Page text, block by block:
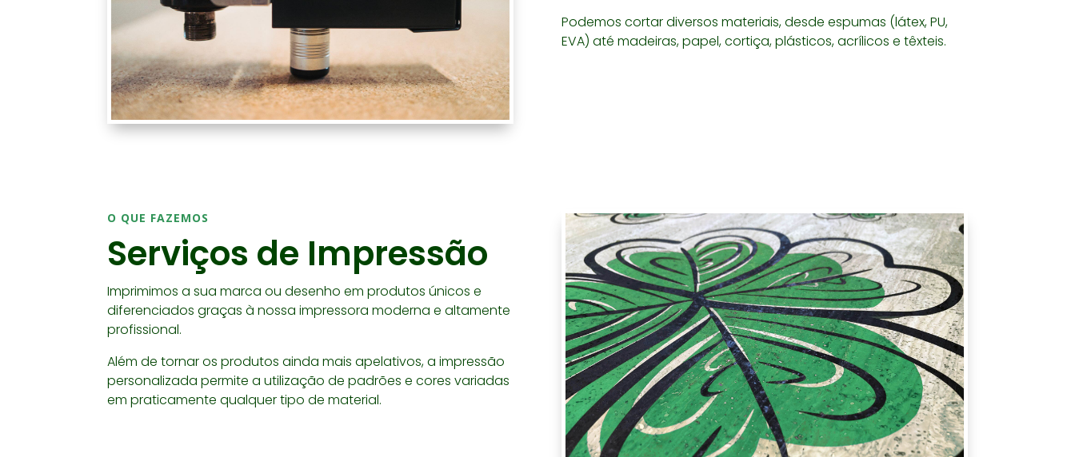
Podemos cortar diversos materiais, desde espumas (látex, PU,
EVA) até madeiras, papel, cortiça, plásticos, acrílicos e têxteis.
O QUE FAZEMOS
Serviços de Impressão
Imprimimos a sua marca ou desenho em produtos únicos e
diferenciados graças à nossa impressora moderna e altamente
profissional.
Além de tornar os produtos ainda mais apelativos, a impressão
personalizada permite a utilização de padrões e cores variadas
em praticamente qualquer tipo de material.